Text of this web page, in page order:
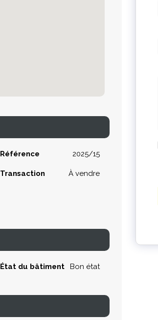
Référence 2025/15
Transaction À vendre
État du bâtiment Bon état